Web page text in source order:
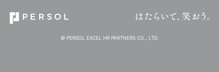
© PERSOL EXCEL HR PARTNERS CO., LTD.